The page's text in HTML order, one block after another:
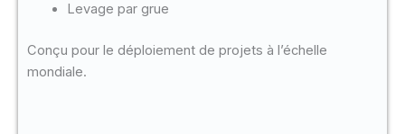
Levage par grue
Conçu pour le déploiement de projets à l’échelle
mondiale.